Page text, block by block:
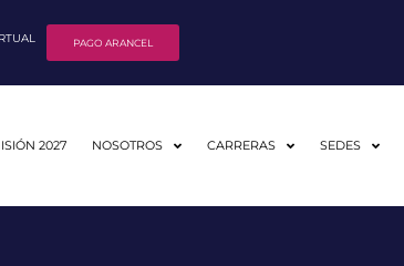
PAGO ARANCEL
2027 NOSOTROS CARRERAS SEDES